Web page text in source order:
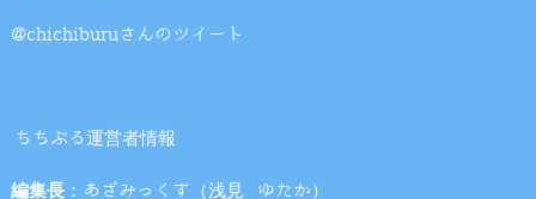
@chichiburuさんのツイート
ちちぶる運営者情報
編集長：あざみっくす（浅見 ゆたか）